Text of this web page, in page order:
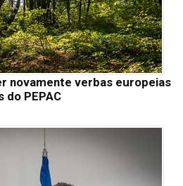
novamente verbas europeias
do PEPAC